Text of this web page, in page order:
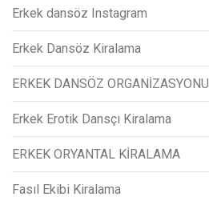
Erkek dansöz Instagram
Erkek Dansöz Kiralama
ERKEK DANSÖZ ORGANİZASYONU
Erkek Erotik Dansçı Kiralama
ERKEK ORYANTAL KİRALAMA
Fasıl Ekibi Kiralama